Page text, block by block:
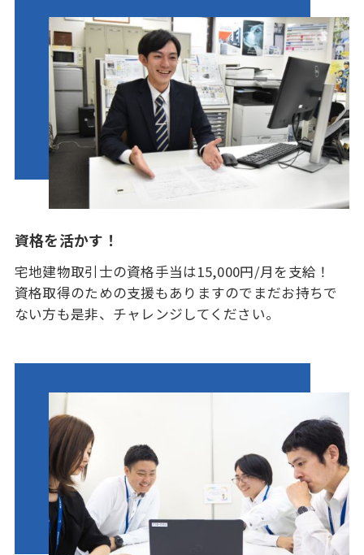
資格を活かす！
宅地建物取引士の資格手当は15,000円/月を支給！
資格取得のための支援もありますのでまだお持ちで
ない方も是非、チャレンジしてください。